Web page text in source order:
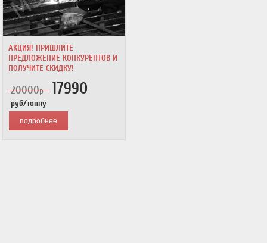
АКЦИЯ! ПРИШЛИТЕ
ПРЕДЛОЖЕНИЕ КОНКУРЕНТОВ И
ПОЛУЧИТЕ СКИДКУ!
20000р 17990
руб/тонну
подробнее